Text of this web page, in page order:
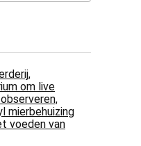
om live
mierbehuizing
voeden van